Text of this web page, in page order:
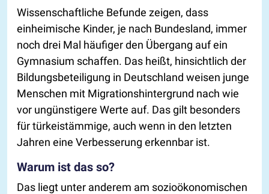
Wissenschaftliche Befunde zeigen, dass
einheimische Kinder, je nach Bundesland, immer
noch drei Mal häufiger den Übergang auf ein
Gymnasium schaffen. Das heißt, hinsichtlich der
Bildungsbeteiligung in Deutschland weisen junge
Menschen mit Migrationshintergrund nach wie
vor ungünstigere Werte auf. Das gilt besonders
für türkeistämmige, auch wenn in den letzten
Jahren eine Verbesserung erkennbar ist.
Warum ist das so?
Das liegt unter anderem am sozioökonomischen